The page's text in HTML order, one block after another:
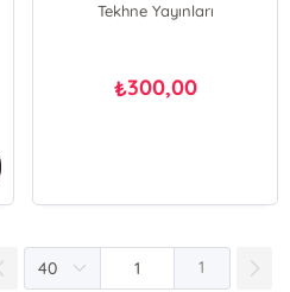
Tekhne Yayınları
₺300,00
1